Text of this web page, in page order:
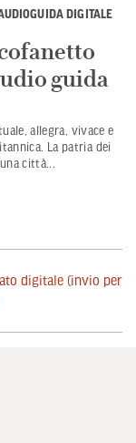
DIGITALE
guida
allegra, vivace e
La patria dei
città
digitale (invio per